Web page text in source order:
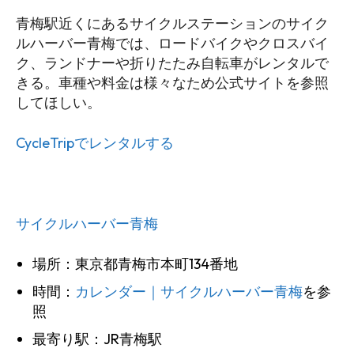
青梅駅近くにあるサイクルステーションのサイク
ルハーバー青梅では、ロードバイクやクロスバイ
ク、ランドナーや折りたたみ自転車がレンタルで
きる。車種や料金は様々なため公式サイトを参照
してほしい。
CycleTripでレンタルする
サイクルハーバー青梅
場所：東京都青梅市本町134番地
時間： カレンダー｜サイクルハーバー青梅を参
照
最寄り駅：JR青梅駅